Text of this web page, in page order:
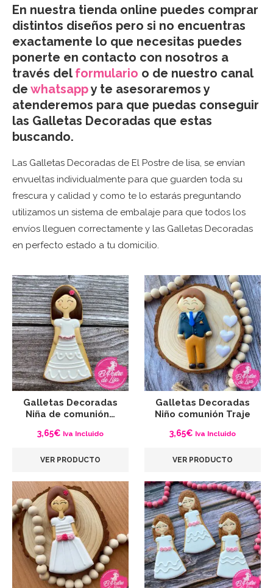
En nuestra tienda online puedes comprar
distintos diseños pero si no encuentras
exactamente lo que necesitas puedes
ponerte en contacto con nosotros a
través del formulario o de nuestro canal
de whatsappy te asesoraremos y
atenderemos para que puedas conseguir
las Galletas Decoradas que estas
buscando.
Las Galletas Decoradas de El Postre de lisa, se envían
envueltas individualmente para que guarden toda su
frescura y calidad y como te lo estarás preguntando
utilizamos un sistema de embalaje para que todos los
envíos lleguen correctamente y las Galletas Decoradas
en perfecto estado a tu domicilio.
Galletas Decoradas
Niña de comunión…
3,65€ Iva Incluido
VER PRODUCTO
Galletas Decoradas
Niño comunión Traje
3,65€ Iva Incluido
VER PRODUCTO